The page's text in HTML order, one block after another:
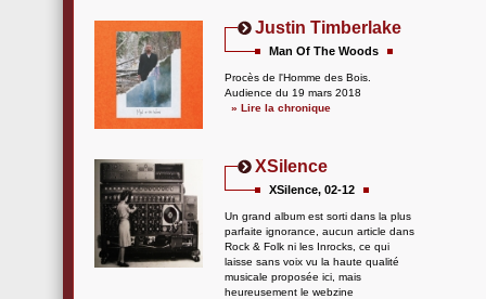
Justin Timberlake
Man Of The Woods
Procès de l'Homme des Bois.
Audience du 19 mars 2018
» Lire la chronique
XSilence
XSilence, 02-12
Un grand album est sorti dans la plus
parfaite ignorance, aucun article dans
Rock & Folk ni les Inrocks, ce qui
laisse sans voix vu la haute qualité
musicale proposée ici, mais
heureusement le webzine